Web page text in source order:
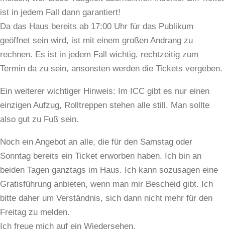
ist in jedem Fall dann garantiert!
Da das Haus bereits ab 17:00 Uhr für das Publikum
geöffnet sein wird, ist mit einem großen Andrang zu
rechnen. Es ist in jedem Fall wichtig, rechtzeitig zum
Termin da zu sein, ansonsten werden die Tickets vergeben.
Ein weiterer wichtiger Hinweis: Im ICC gibt es nur einen
einzigen Aufzug, Rolltreppen stehen alle still. Man sollte
also gut zu Fuß sein.
Noch ein Angebot an alle, die für den Samstag oder
Sonntag bereits ein Ticket erworben haben. Ich bin an
beiden Tagen ganztags im Haus. Ich kann sozusagen eine
Gratisführung anbieten, wenn man mir Bescheid gibt. Ich
bitte daher um Verständnis, sich dann nicht mehr für den
Freitag zu melden.
Ich freue mich auf ein Wiedersehen.